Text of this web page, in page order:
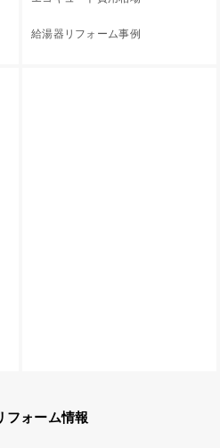
給湯器リフォーム事例
フォーム情報